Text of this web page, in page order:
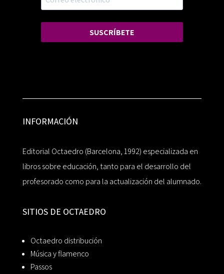
SUSCRÍBETE
INFORMACIÓN
Editorial Octaedro (Barcelona, 1992) especializada en
libros sobre educación, tanto para el desarrollo del
profesorado como para la actualización del alumnado.
SITIOS DE OCTAEDRO
Octaedro distribución
Música y flamenco
Passos